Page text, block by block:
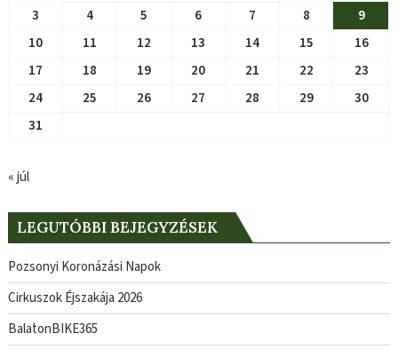
3
4 5 6 7 8
9
10
11 12 13 14 15
16
17
18 19 20 21 22
23
24
25 26 27 28 29
30
31
« júl
LEGUTÓBBI BEJEGYZÉSEK
Pozsonyi Koronázási Napok
Cirkuszok Éjszakája 2026
BalatonBIKE365